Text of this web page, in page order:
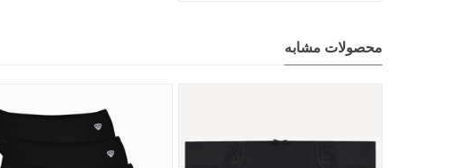
محصولات مشابه